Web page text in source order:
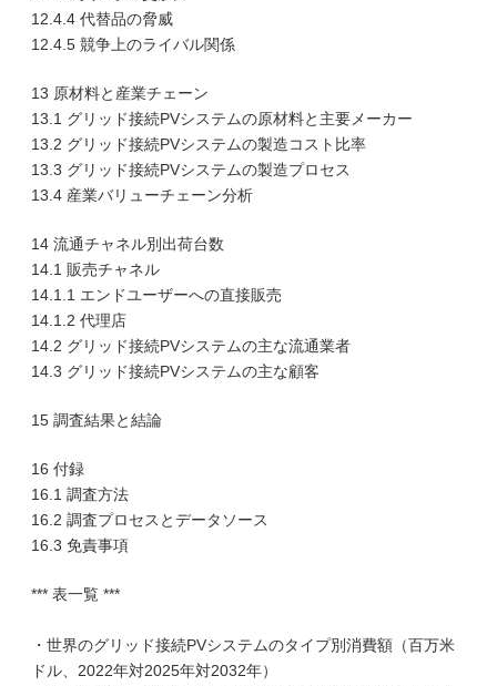
12.4.4 代替品の脅威
12.4.5 競争上のライバル関係
13 原材料と産業チェーン
13.1 グリッド接続PVシステムの原材料と主要メーカー
13.2 グリッド接続PVシステムの製造コスト比率
13.3 グリッド接続PVシステムの製造プロセス
13.4 産業バリューチェーン分析
14 流通チャネル別出荷台数
14.1 販売チャネル
14.1.1 エンドユーザーへの直接販売
14.1.2 代理店
14.2 グリッド接続PVシステムの主な流通業者
14.3 グリッド接続PVシステムの主な顧客
15 調査結果と結論
16 付録
16.1 調査方法
16.2 調査プロセスとデータソース
16.3 免責事項
*** 表一覧 ***
・世界のグリッド接続PVシステムのタイプ別消費額（百万米
ドル、2022年対2025年対2032年）